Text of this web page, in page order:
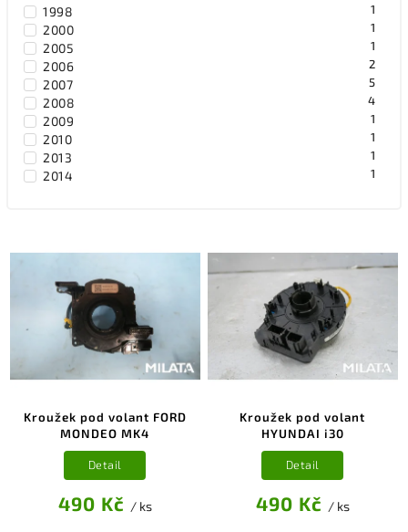
1998 1
2000 1
2005 1
2006 2
2007 5
2008 4
2009 1
2010 1
2013 1
2014 1
Kroužek pod volant FORD
MONDEO MK4
490 Kč / ks
Detail
Kroužek pod volant
HYUNDAI i30
490 Kč / ks
Detail